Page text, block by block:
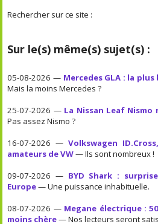
Rechercher sur ce site :
Sur le(s) même(s) sujet(s) :
05-08-2026 — Mercedes GLA : la
Mais la moins Mercedes ?
25-07-2026 — La Nissan Leaf Nismo
Pas assez Nismo ?
16-07-2026 —Volkswagen
amateurs de VW— Ils sont nombreux !
09-07-2026 — BYD Shark :
Europe— Une puissance inhabituelle.
08-07-2026 — Megane électrique :
moins chère— Nos lecteurs seront